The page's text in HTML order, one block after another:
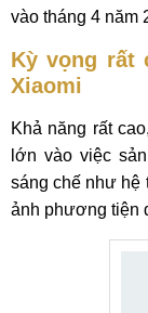
vào tháng 4 năm
Kỳ vọng rất
Xiaomi
Khả năng rất
lớn vào việc
sáng chế như hệ
ảnh phương tiện